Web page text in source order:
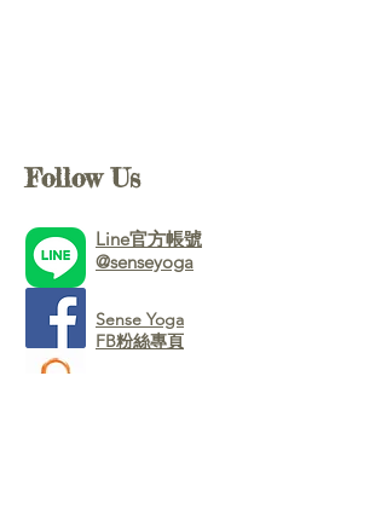
Follow Us
Line官方帳號
@senseyoga
Sense Yoga
FB粉絲專頁